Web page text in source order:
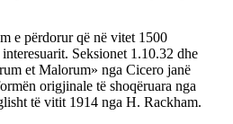
e përdorur që në vitet 1500
Seksionet 1.10.32 dhe
et Malorum» nga Cicero janë
origjinale të shoqëruara nga
të vitit 1914 nga H. Rackham.